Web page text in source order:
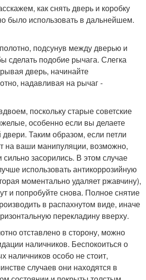
как снять дверь и коробку
было использовать в дальнейшем.
подсунув между дверью и
сделать подобие рычага. Слегка
дверь, начинайте
надавливая на рычаг -
поскольку старые советские
особенно если вы делаете
Таким образом, если петли
на ваши манипуляции, возможно,
засорились. В этом случае
использовать антикоррозийную
моментально удаляет ржавчину),
и попробуйте снова. Полное снятие
в распахнутом виде, иначе
перекладину вверху.
отставлено в сторону, можно
наличников. Беспокоиться о
наличников особо не стоит,
случаев они находятся в